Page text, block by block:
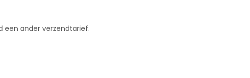
een ander verzendtarief.